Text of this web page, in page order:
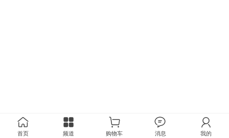
首页 频道 购物车 消息 我的